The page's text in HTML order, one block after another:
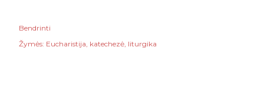
Bendrinti
Žymės: Eucharistija katechezė liturgika